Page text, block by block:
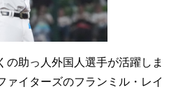
の助っ人外国人選手が活躍しま
イターズのフランミル・レイ